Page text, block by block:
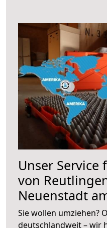
Unser
von
Neuenstadt
Sie wollen umziehen?
deutschlandweit – wir